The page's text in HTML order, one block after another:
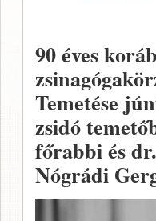
90 éves
Temetése
zsidó
főrabbi és
Nógrádi